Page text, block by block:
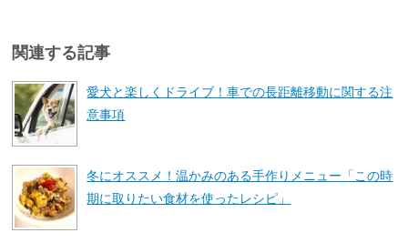
関連する記事
愛犬と楽しくドライブ！車での長距離移動に関する注
意事項
冬にオススメ！温かみのある手作りメニュー「この時
期に取りたい食材を使ったレシピ」